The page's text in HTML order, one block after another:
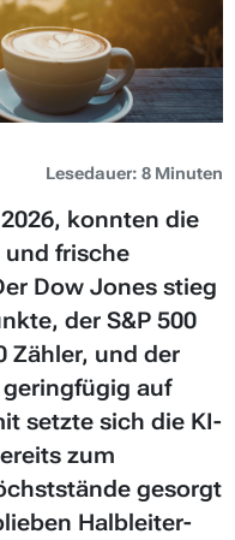
Lesedauer: 8 Minuten
konnten die
und frische
Dow Jones stieg
der S&P 500
Zähler, und der
auf
setzte sich die KI-
zum
gesorgt
Halbleiter-